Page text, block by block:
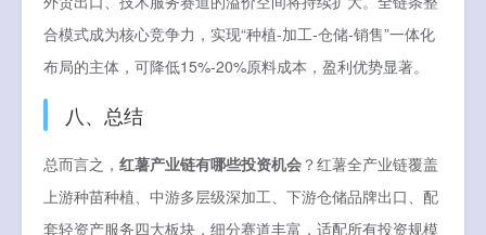
合模式成为核心竞争力，实现“种植-加工-仓储-销售”一体化
布局的主体，可降低15%-20%原料成本，盈利优势显著。
八、总结
总而言之， 红薯产业链有哪些投资机会 ？红薯全产业链覆盖
上游种苗种植、中游多层级深加工、下游仓储品牌出口、配
套轻资产服务四大板块，细分赛道丰富，适配所有投资规模